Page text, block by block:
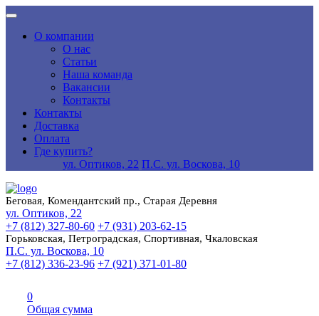
О компании
О нас
Статьи
Наша команда
Вакансии
Контакты
Контакты
Доставка
Оплата
Где купить?
ул. Оптиков, 22 П.С. ул. Воскова, 10
Беговая, Комендантский пр., Старая Деревня
ул. Оптиков, 22
+7 (812) 327-80-60 +7 (931) 203-62-15
Горьковская, Петроградская, Спортивная, Чкаловская
П.С. ул. Воскова, 10
+7 (812) 336-23-96 +7 (921) 371-01-80
0
Общая сумма